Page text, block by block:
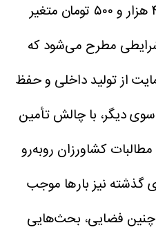
گندم بین ۴۷ هزار و ۵۰۰ تا ۴۹ هزار و ۵۰۰ تومان متغیر
مطرح می‌شود که
از تولید داخلی و حفظ
سوی دیگر، با چالش تأمین
کشاورزان روبه‌رو
نیز بارها موجب
فضایی، بحث‌هایی